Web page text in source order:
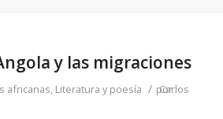
y las migraciones
africanas, Literatura y poesía / por
Carlos